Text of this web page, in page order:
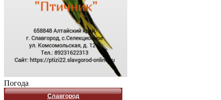
Погода
Славгород